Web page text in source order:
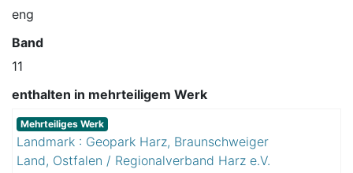
eng
Band
11
enthalten in mehrteiligem Werk
Mehrteiliges Werk
Landmark : Geopark Harz, Braunschweiger
Land, Ostfalen / Regionalverband Harz e.V.